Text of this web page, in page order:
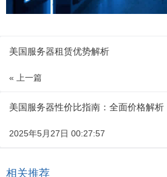
美国服务器租赁优势解析
« 上一篇
美国服务器性价比指南：全面价格解析
2025年5月27日 00:27:57
相关推荐